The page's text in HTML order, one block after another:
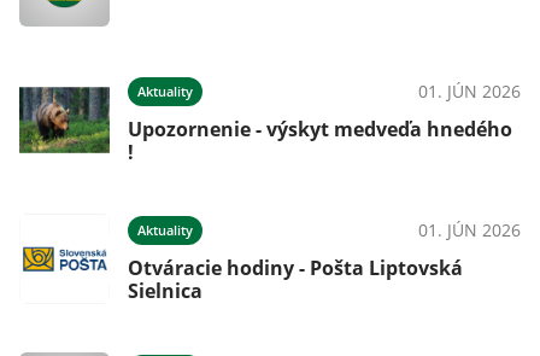
Aktuality 01. JÚN 2026
Upozornenie - výskyt medveďa hnedého
!
Aktuality 01. JÚN 2026
Otváracie hodiny - Pošta Liptovská
Sielnica